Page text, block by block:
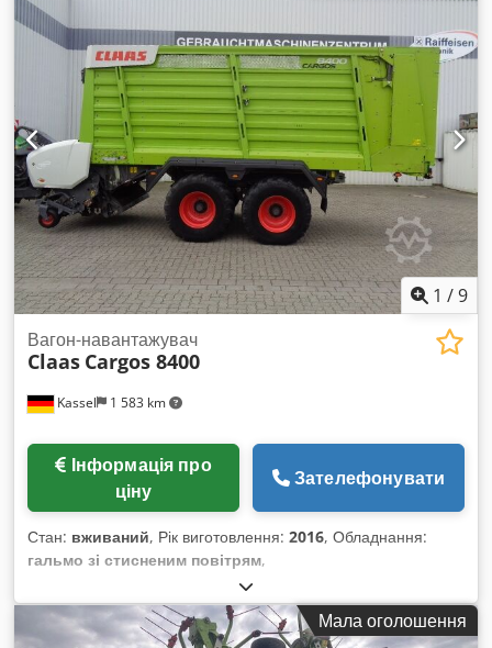
1 /9
Kassel 1 583 km
Вагон-навантажувач
Claas Cargos 8400
ціну
Зателефонувати
Стан: вживаний, Рік виготовлення: 2016, Обладнання:
гальмо зі стисненим повітрям,
Мала оголошення